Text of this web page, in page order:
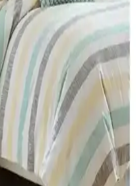
kişilik welsoft yorganların malzeme,
dayanıklılık özellikleri detaylı şekilde
deneyimleri ve olumsuz yönler de
King Size Yorgan ile Yataş
Karşılaştırması:
Bakım
Coco Faust King Size Beyaz Yorgan ile
takımını veri odaklı olarak
Ölçüler Faust için 215x235 cm,
ve yastık içerikleriyle farklı takım
elyaf dolgu ve mikrofiber/kumaş
alır. Isı dengesi, hava sirkülasyonu ve
ağartma yok, kurutma yok, ütü yok)
konfor ve mevsimlik performansı